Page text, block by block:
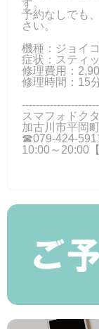
す。
予約なしでも
さい。
機種：ジョイ
症状：スティ
修理費用：
修理時間：15
スマフォドク
加古川市平岡
☎079-424-5911
10:00～20:00